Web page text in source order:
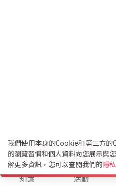
知識 活動
我們使用本身的Cookie和第三方
的瀏覽習慣和個人資料向您展示與
解更多資訊，您可以查閱我們的隱